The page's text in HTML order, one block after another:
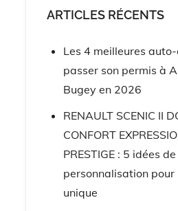
ARTICLES RÉCENTS
Les 4 meilleures
passer son permis à
Bugey en 2026
RENAULT SCENIC II
CONFORT
PRESTIGE : 5 idées de
personnalisation pour
unique